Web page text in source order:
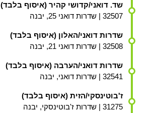
שד. דואני/קדושי קהיר (איסוף בלבד)
32507 | שדרות דואני 25, יבנה
שדרות דואני/האלון (איסוף בלבד)
32508 | שדרות דואני 21, יבנה
שדרות דואני/הערבה (איסוף בלבד)
32541 | שדרות דואני, יבנה
ז'בוטינסקי/הזית (איסוף בלבד)
31275 | שדרות ז'בוטינסקי, יבנה